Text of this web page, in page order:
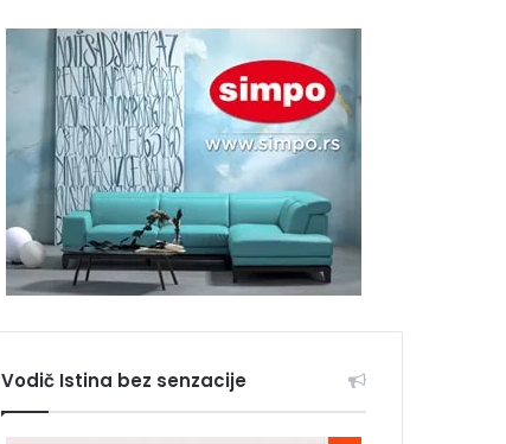
Vodič Istina bez senzacije